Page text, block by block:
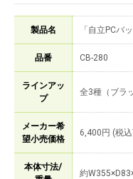
製品名 「自立PCバ
品番 CB-280
ラインアッ
プ
全3種（ブラ
メーカー希
望小売価格
6,400円 (税
本体寸法/
約